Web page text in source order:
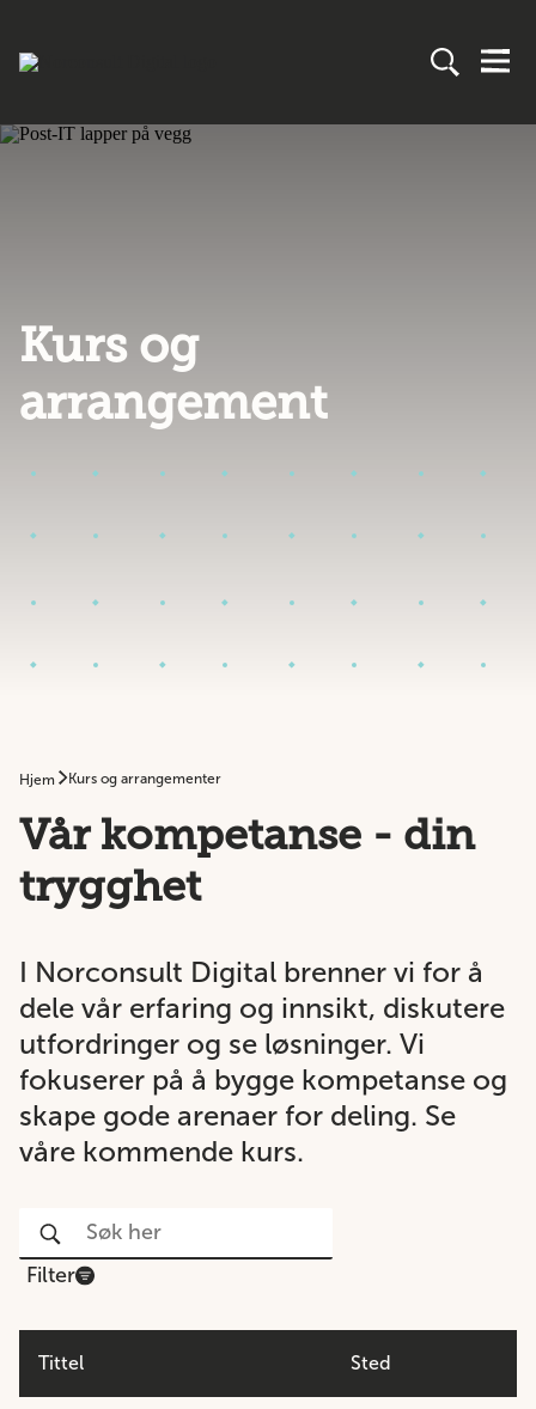
Kurs og
arrangement
Hjem Kurs og arrangementer
Vår kompetanse - din
trygghet
I Norconsult Digital brenner vi for å
dele vår erfaring og innsikt, diskutere
utfordringer og se løsninger. Vi
fokuserer på å bygge kompetanse og
skape gode arenaer for deling. Se
våre kommende kurs.
Filter
Tittel Sted